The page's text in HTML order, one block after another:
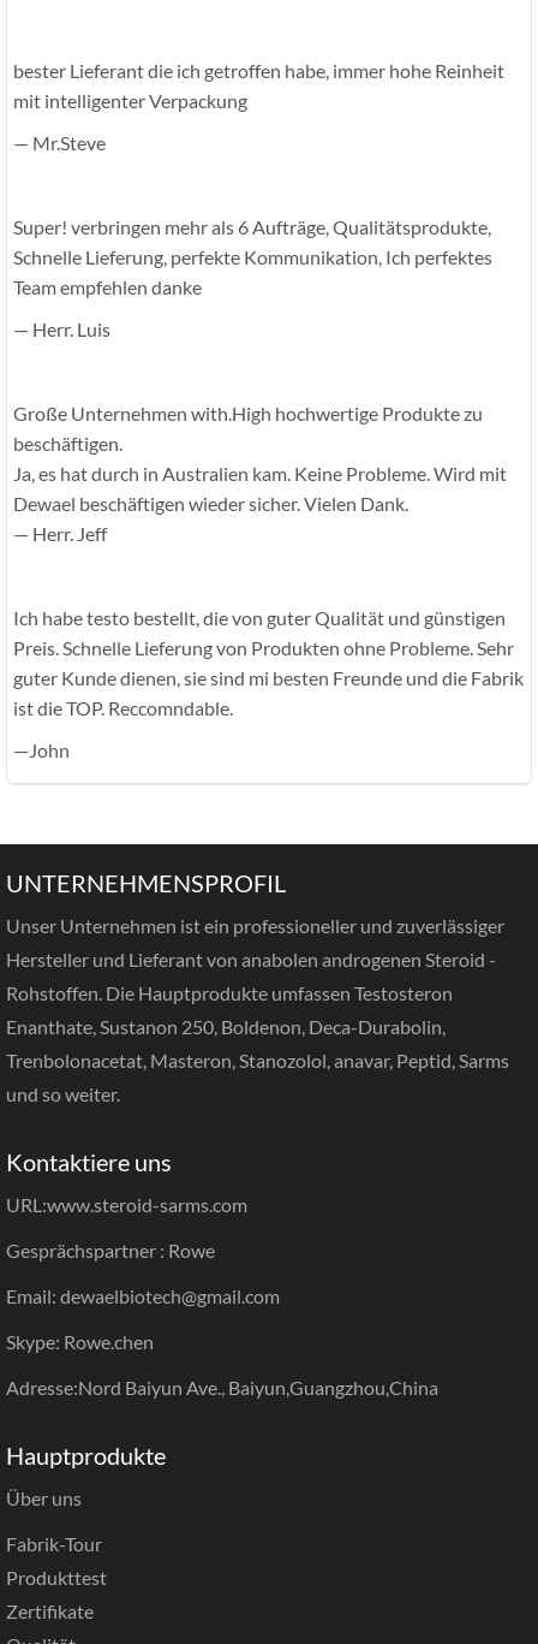
bester Lieferant die ich getroffen habe, immer hohe Reinheit
mit intelligenter Verpackung
— Mr.Steve
Super! verbringen mehr als 6 Aufträge, Qualitätsprodukte,
Schnelle Lieferung, perfekte Kommunikation, Ich perfektes
Team empfehlen danke
— Herr. Luis
Große Unternehmen with.High hochwertige Produkte zu
beschäftigen.
Ja, es hat durch in Australien kam. Keine Probleme. Wird mit
Dewael beschäftigen wieder sicher. Vielen Dank.
— Herr. Jeff
Ich habe testo bestellt, die von guter Qualität und günstigen
Preis. Schnelle Lieferung von Produkten ohne Probleme. Sehr
guter Kunde dienen, sie sind mi besten Freunde und die Fabrik
ist die TOP. Reccomndable.
—John
UNTERNEHMENSPROFIL
Unser Unternehmen ist ein professioneller und zuverlässiger
Hersteller und Lieferant von anabolen androgenen Steroid -
Rohstoffen. Die Hauptprodukte umfassen Testosteron
Enanthate, Sustanon 250, Boldenon, Deca-Durabolin,
Trenbolonacetat, Masteron, Stanozolol, anavar, Peptid, Sarms
und so weiter.
Kontaktiere uns
URL:www.steroid-sarms.com
Gesprächspartner : Rowe
Email: dewaelbiotech@gmail.com
Skype: Rowe.chen
Adresse:Nord Baiyun Ave., Baiyun,Guangzhou,China
Hauptprodukte
Über uns
Fabrik-Tour
Produkttest
Zertifikate